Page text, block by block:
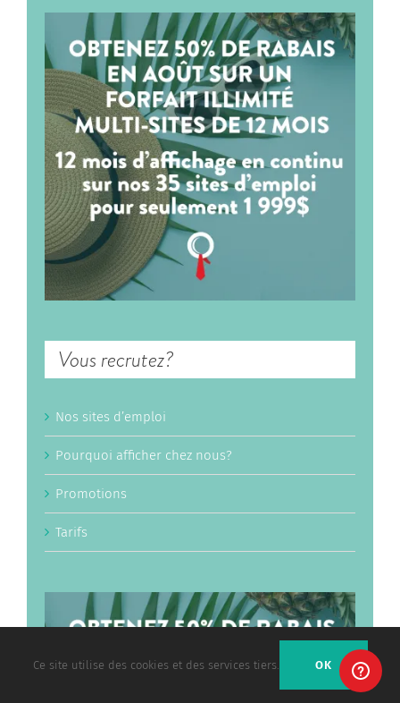
Vous recrutez?
Nos sites d’emploi
Pourquoi afficher chez nous?
Promotions
Tarifs
Ce site utilise des cookies et des services tiers. OK